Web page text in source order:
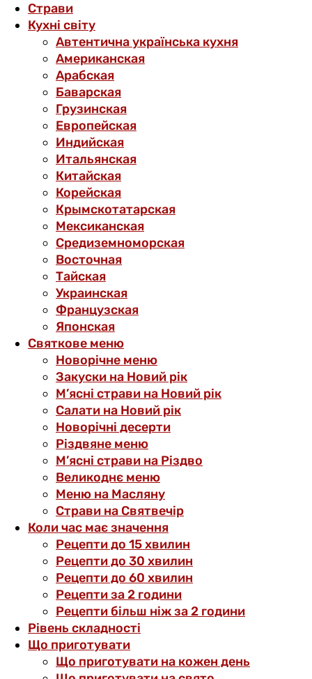
Страви
Кухні світу
Автентична українська кухня
Американская
Арабская
Баварская
Грузинская
Европейская
Индийская
Итальянская
Китайская
Корейская
Крымскотатарская
Мексиканская
Средиземноморская
Восточная
Тайская
Украинская
Французская
Японская
Святкове меню
Новорічне меню
Закуски на Новий рік
М’ясні страви на Новий рік
Салати на Новий рік
Новорічні десерти
Різдвяне меню
М’ясні страви на Різдво
Великоднє меню
Меню на Масляну
Страви на Святвечір
Коли час має значення
Рецепти до 15 хвилин
Рецепти до 30 хвилин
Рецепти до 60 хвилин
Рецепти за 2 години
Рецепти більш ніж за 2 години
Рівень складності
Що приготувати
Що приготувати на кожен день